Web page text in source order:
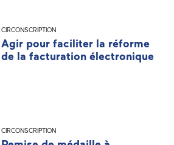
CIRCONSCRIPTION
Agir pour faciliter la réforme
de la facturation électronique
CIRCONSCRIPTION